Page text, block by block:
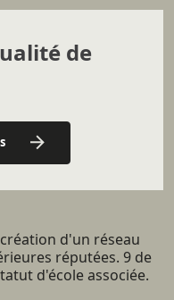
de
d'un réseau
réputées. 9 de
d'école associée.